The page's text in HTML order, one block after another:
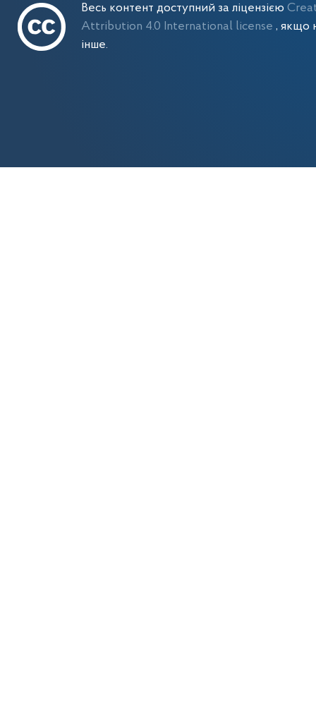
Весь контент доступний за ліцензією
Attribution 4.0 International license , якщо
інше.